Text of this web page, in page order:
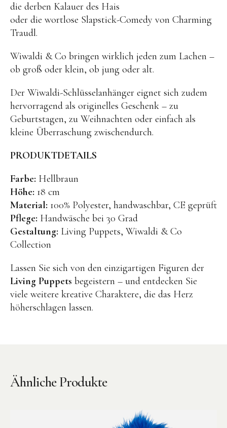
Min Min Copenhagen
LIVING PUPPETS®
just dutch Kuscheltiere
OYOY living Spielzeug
Kraul Spielzeug
Wilesco Dampfmaschinen
Konges Sløjd Spielzeug
MIKANU Babyrasseln
Geschenke zur Geburt
InstagramPinterest
die derben Kalauer des Hais
oder die wortlose Slapstick-Comedy von Charming
Traudl.
Wiwaldi & Co bringen wirklich jeden zum Lachen –
ob groß oder klein, ob jung oder alt.
Der Wiwaldi-Schlüsselanhänger eignet sich zudem
hervorragend als originelles Geschenk – zu
Geburtstagen, zu Weihnachten oder einfach als
kleine Überraschung zwischendurch.
PRODUKTDETAILS
Farbe: Hellbraun
Höhe: 18 cm
Material: 100% Polyester, handwaschbar, CE geprüft
Pflege: Handwäsche bei 30 Grad
Gestaltung: Living Puppets, Wiwaldi & Co
Collection
Lassen Sie sich von den einzigartigen Figuren der
Living Puppets begeistern – und entdecken Sie
viele weitere kreative Charaktere, die das Herz
höherschlagen lassen.
Ähnliche Produkte